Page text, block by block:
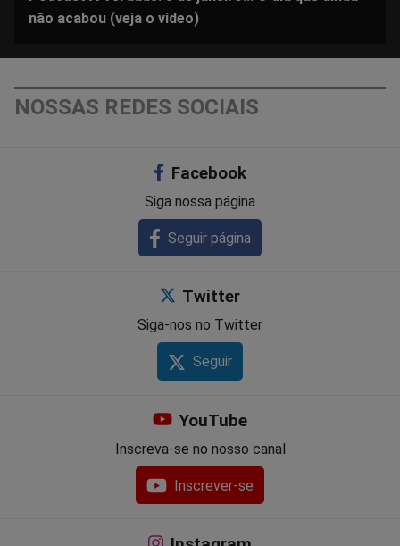
não acabou (veja o vídeo)
NOSSAS REDES SOCIAIS
Facebook
Siga nossa página
Seguir página
Twitter
Siga-nos no Twitter
Seguir
YouTube
Inscreva-se no nosso canal
Inscrever-se